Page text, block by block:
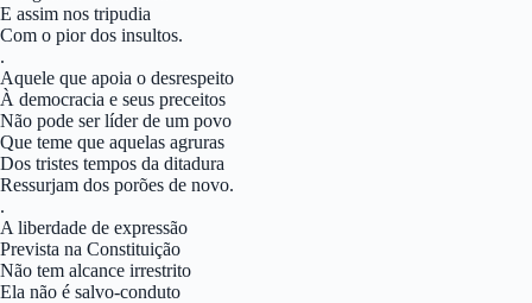
E assim nos tripudia
Com o pior dos insultos.
.
Aquele que apoia o desrespeito
À democracia e seus preceitos
Não pode ser líder de um povo
Que teme que aquelas agruras
Dos tristes tempos da ditadura
Ressurjam dos porões de novo.
.
A liberdade de expressão
Prevista na Constituição
Não tem alcance irrestrito
Ela não é salvo-conduto